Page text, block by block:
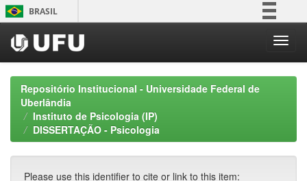
Skip
navigation
BRASIL
Participe
Acesso à informação
Repositório Institucional - Universidade Federal de
Uberlândia
Instituto de Psicologia (IP)
DISSERTAÇÃO - Psicologia
Please use this identifier to cite or link to this item: